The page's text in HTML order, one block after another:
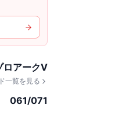
ロアークV
一覧を見る
061/071